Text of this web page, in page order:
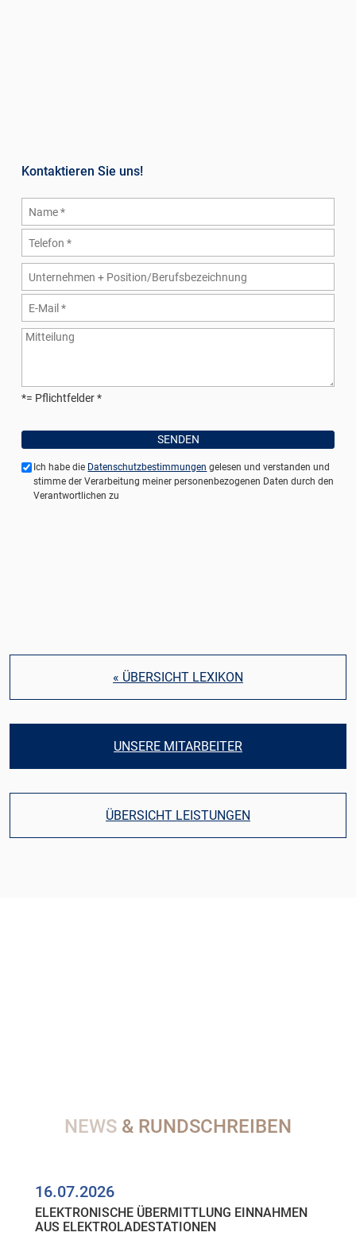
Kontaktieren Sie uns!
*= Pflichtfelder
Ich habe die Datenschutzbestimmungen gelesen und verstanden und
stimme der Verarbeitung meiner personenbezogenen Daten durch den
Verantwortlichen zu
« ÜBERSICHT LEXIKON
UNSERE MITARBEITER
ÜBERSICHT LEISTUNGEN
NEWS & RUNDSCHREIBEN
16.07.2026
ELEKTRONISCHE ÜBERMITTLUNG EINNAHMEN
AUS ELEKTROLADESTATIONEN